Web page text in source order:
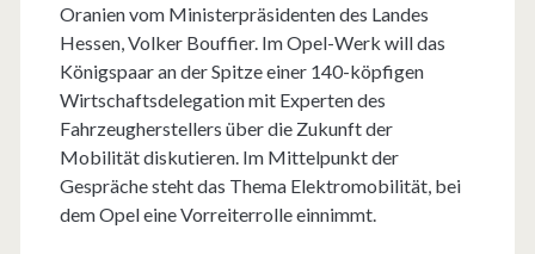
Oranien vom Ministerpräsidenten des Landes
Hessen, Volker Bouffier. Im Opel-Werk will das
Königspaar an der Spitze einer 140-köpfigen
Wirtschaftsdelegation mit Experten des
Fahrzeugherstellers über die Zukunft der
Mobilität diskutieren. Im Mittelpunkt der
Gespräche steht das Thema Elektromobilität, bei
dem Opel eine Vorreiterrolle einnimmt.